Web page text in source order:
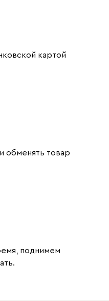
картой
обменять товар
поднимем